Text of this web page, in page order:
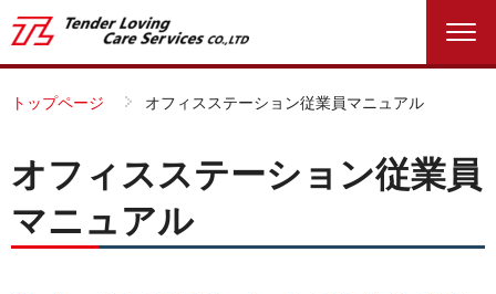
トップページ オフィスステーション従業員マニュアル
オフィスステーション従業員
マニュアル